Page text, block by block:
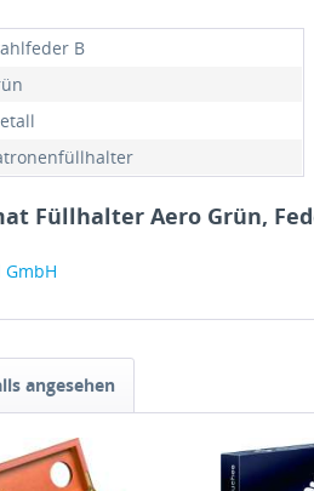
B
Füllhalter Aero Grün,
angesehen